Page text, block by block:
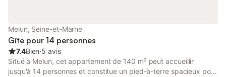
Melun, Seine-et-Marne
Gîte pour 14 personnes
7.4Bien⋅5 avis
Situé à Melun, cet appartement de 140 m² peut accueillir
jusqu'à 14 personnes et constitue un pied-à-terre spacieux pour